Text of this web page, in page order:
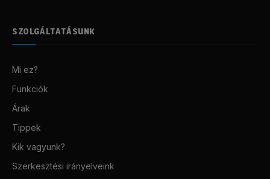
SZOLGÁLTATÁSUNK
Mi ez?
Funkciók
Árak
Tippek
Kik vagyunk?
Szerkesztési irányelveink